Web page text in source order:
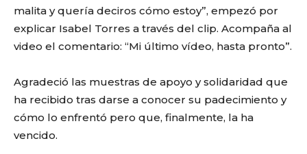
malita y quería deciros cómo estoy”, empezó por
explicar Isabel Torres a través del clip. Acompaña al
video el comentario: “Mi último vídeo, hasta pronto”.
Agradeció las muestras de apoyo y solidaridad que
ha recibido tras darse a conocer su padecimiento y
cómo lo enfrentó pero que, finalmente, la ha
vencido.